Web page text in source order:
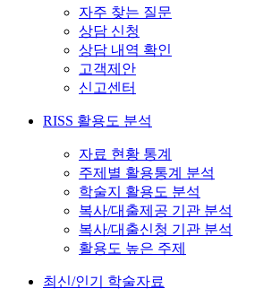
자주 찾는 질문
상담 신청
상담 내역 확인
고객제안
신고센터
RISS 활용도 분석
자료 현황 통계
주제별 활용통계 분석
학술지 활용도 분석
복사/대출제공 기관 분석
복사/대출신청 기관 분석
활용도 높은 주제
최신/인기 학술자료